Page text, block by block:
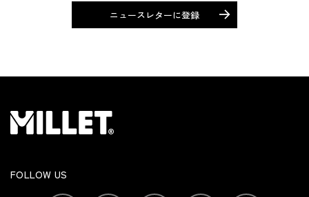
ニュースレターに登録
FOLLOW US